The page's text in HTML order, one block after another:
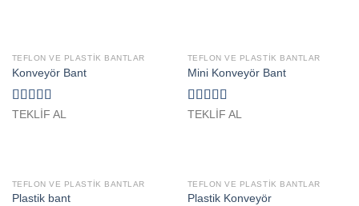
TEFLON VE PLASTIK BANTLAR
Konveyör Bant
Rated
TEKLİF AL
TEFLON VE PLASTIK BANTLAR
Mini Konveyör Bant
Rated
TEKLİF AL
TEFLON VE PLASTIK BANTLAR
Plastik bant
TEFLON VE PLASTIK BANTLAR
Plastik Konveyör